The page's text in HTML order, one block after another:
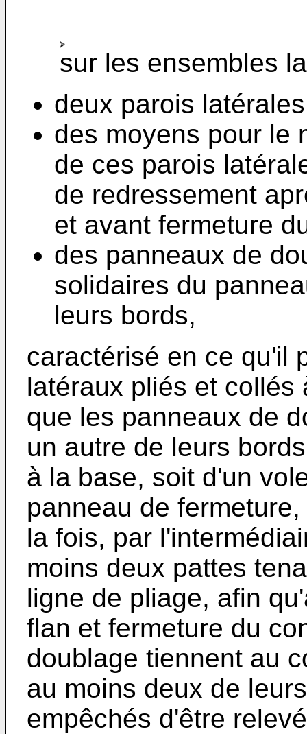
sur les ensembles
deux parois
des moyens pour le
de ces parois
de redressement
et avant fermeture
des panneaux de
solidaires du
leurs bords,
caractérisé en ce qu'il
latéraux pliés et collés
que les panneaux de
un autre de leurs
à la base, soit d'un
panneau de
la fois, par
moins deux pattes
ligne de pliage, afin
flan et fermeture du
doublage tiennent au
au moins deux de
empêchés d'être